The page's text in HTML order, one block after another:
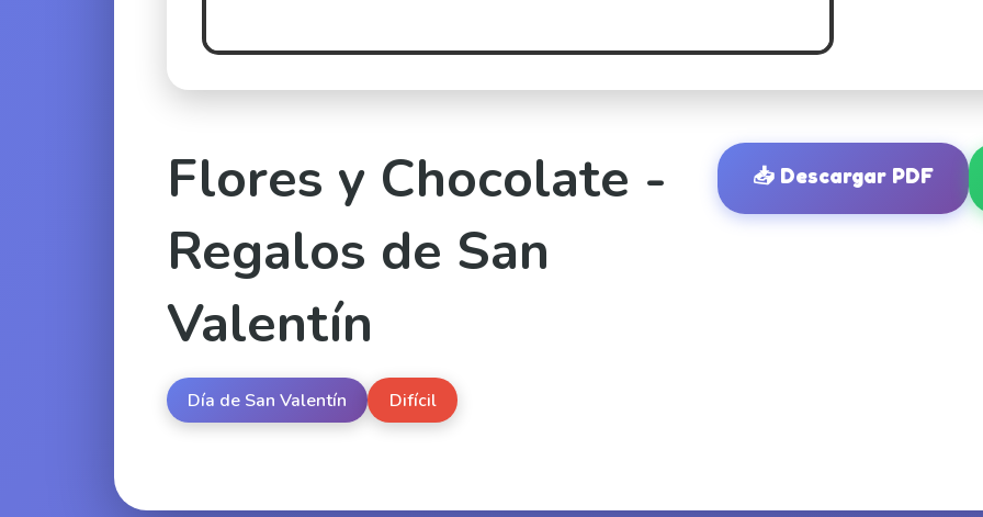
Flores y Chocolate -
Regalos de San
Valentín
Día de San Valentín Difícil
📥 Descargar PDF